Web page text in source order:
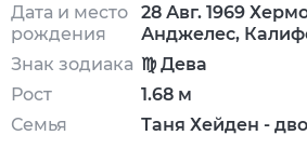
Дата и место
рождения
Знак зодиака
Рост
Семья
28 Авг. 1969
Анджелес,
♍ Дева
1.68 м
Таня Хейден -